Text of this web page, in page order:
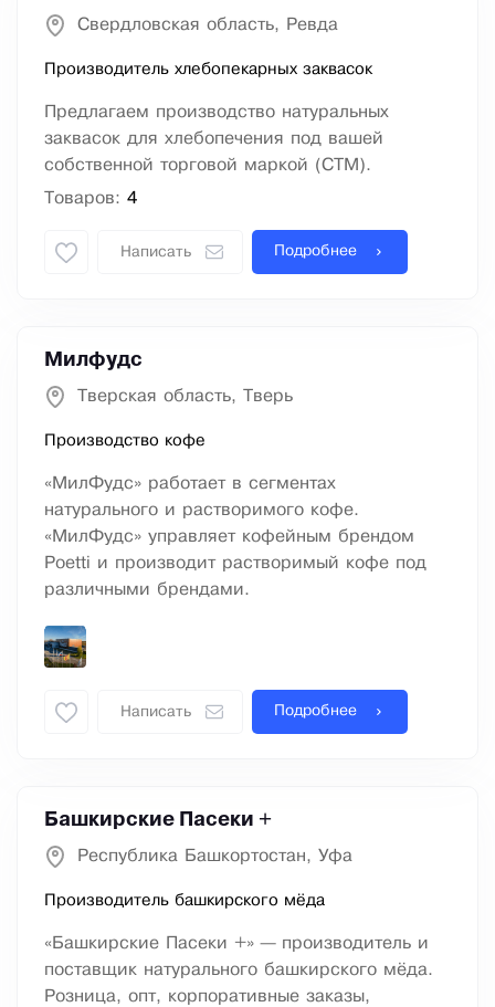
Свердловская область, Ревда
Производитель хлебопекарных заквасок
Предлагаем производство натуральных
заквасок для хлебопечения под вашей
собственной торговой маркой (СТМ).
Товаров: 4
Написать Подробнее
Милфудс
Тверская область, Тверь
Производство кофе
«МилФудс» работает в сегментах
натурального и растворимого кофе.
«МилФудс» управляет кофейным брендом
Poetti и производит растворимый кофе под
различными брендами.
Написать Подробнее
Башкирские Пасеки +
Республика Башкортостан, Уфа
Производитель башкирского мёда
«Башкирские Пасеки +» — производитель и
поставщик натурального башкирского мёда.
Розница, опт, корпоративные заказы,